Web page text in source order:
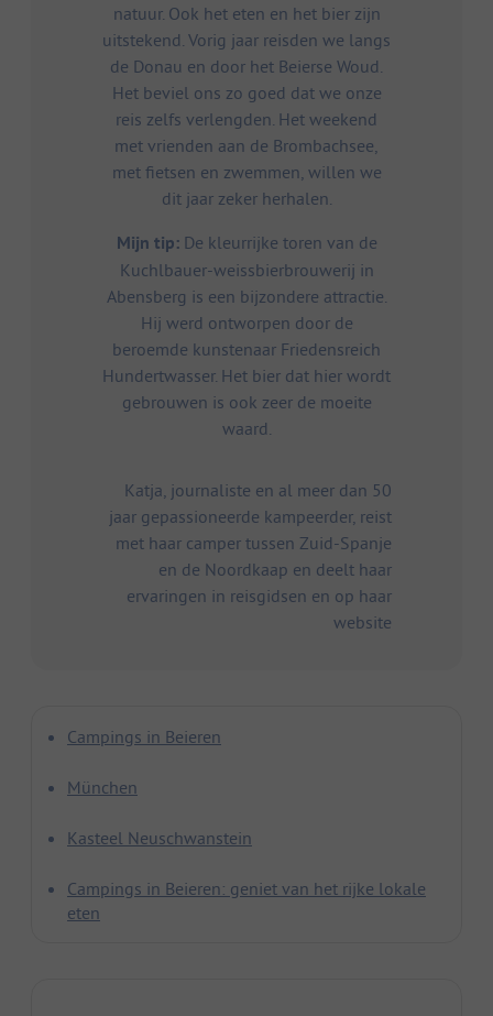
natuur. Ook het eten en het bier zijn
uitstekend. Vorig jaar reisden we langs
de Donau en door het Beierse Woud.
Het beviel ons zo goed dat we onze
reis zelfs verlengden. Het weekend
met vrienden aan de Brombachsee,
met fietsen en zwemmen, willen we
dit jaar zeker herhalen.
Mijn tip:De kleurrijke toren van de
Kuchlbauer-weissbierbrouwerij in
Abensberg is een bijzondere attractie.
Hij werd ontworpen door de
beroemde kunstenaar Friedensreich
Hundertwasser. Het bier dat hier wordt
gebrouwen is ook zeer de moeite
waard.
Katja, journaliste en al meer dan 50
jaar gepassioneerde kampeerder, reist
met haar camper tussen Zuid-Spanje
en de Noordkaap en deelt haar
ervaringen in reisgidsen en op haar
website
Campings in Beieren
München
Kasteel Neuschwanstein
Campings in Beieren: geniet van het rijke lokale
eten